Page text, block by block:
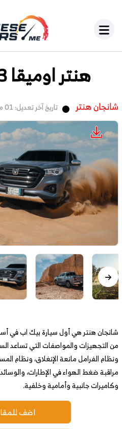
هنتر اوميقا 2WD 2023
شانجان هنتر تاريخ آخر تعديل: 01 مارس, 2024
شانجان هنتر هي أول سيارة بيك اب في
من التجهيزات والمواصفات التي تساعد
ونظام الفرامل مانعة الإنغلاق، ونظام
مراقبة ضغط الهواء في الإطارات،
وكاميرات جانبية وأمامية وخلفية.
اضف